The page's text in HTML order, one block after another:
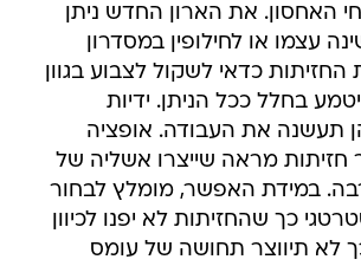
האחסון. את הארון החדש ניתן
עצמו או לחילופין במסדרון
החזיתות כדאי לשקול לצבוע בגוון
בחלל ככל הניתן. ידיות
תעשנה את העבודה. אופציה
חזיתות מראה שייצרו אשליה של
במידת האפשר, מומלץ לבחור
כך שהחזיתות לא יפנו לכיוון
לא תיווצר תחושה של עומס